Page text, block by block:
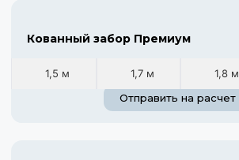
Кованный забор Премиум
1,5 м 1,7 м 1,8 м
Отправить на расчет